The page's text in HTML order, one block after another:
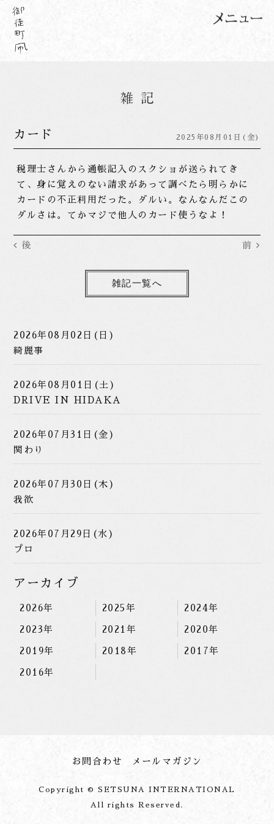
カード 2025年08月01日(金)
税理士さんから通帳記入のスクショが送られてき
て、身に覚えのない請求があって調べたら明らかに
カードの不正利用だった。ダルい。なんなんだこの
ダルさは。てかマジで他人のカード使うなよ！
後 前
雑記一覧へ
2026年08月02日(日)
綺麗事
2026年08月01日(土)
DRIVE IN HIDAKA
2026年07月31日(金)
関わり
2026年07月30日(木)
我欲
2026年07月29日(水)
プロ
アーカイブ
2026年 2025年 2024年
2023年 2021年 2020年
2019年 2018年 2017年
2016年
お問合わせ メールマガジン
Copyright © SETSUNA INTERNATIONAL
All rights Reserved.